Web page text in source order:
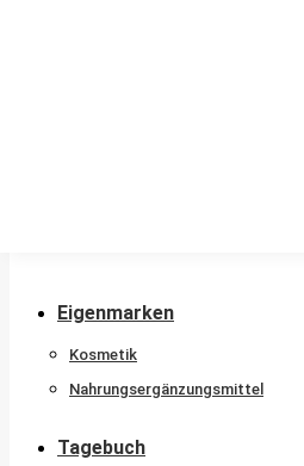
Eigenmarken
Kosmetik
Nahrungsergänzungsmittel
Tagebuch